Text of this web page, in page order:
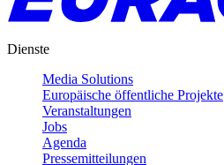
Dienste
Media Solutions
Europäische öffentliche Projekte
Veranstaltungen
Jobs
Agenda
Pressemitteilungen